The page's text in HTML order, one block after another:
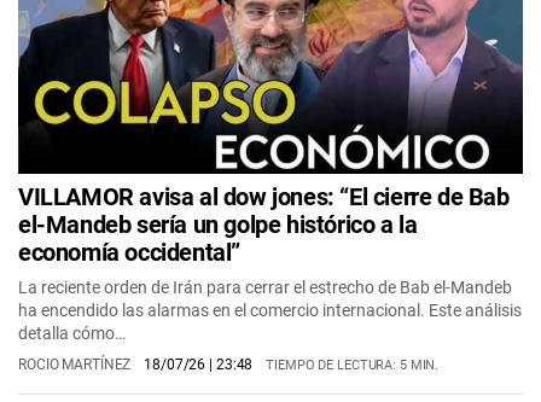
VILLAMOR avisa al dow jones: “El cierre de Bab
el-Mandeb sería un golpe histórico a la
economía occidental”
La reciente orden de Irán para cerrar el estrecho de Bab el-Mandeb
ha encendido las alarmas en el comercio internacional. Este análisis
detalla cómo…
ROCIO MARTÍNEZ 18/07/26 | 23:48 TIEMPO DE LECTURA: 5 MIN.